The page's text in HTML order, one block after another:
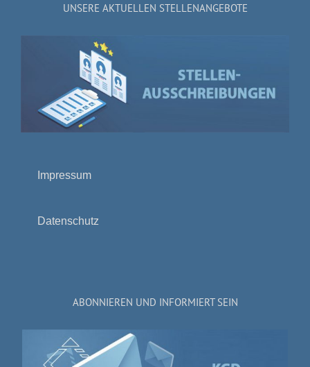
UNSERE AKTUELLEN STELLENANGEBOTE
Impressum
Datenschutz
ABONNIEREN UND INFORMIERT SEIN